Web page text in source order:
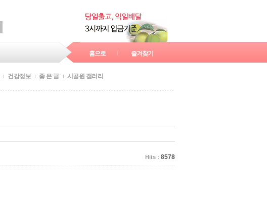
홈으로 즐겨찾기
건강정보 좋 은 글 시골원 갤러리
Hits : 8578